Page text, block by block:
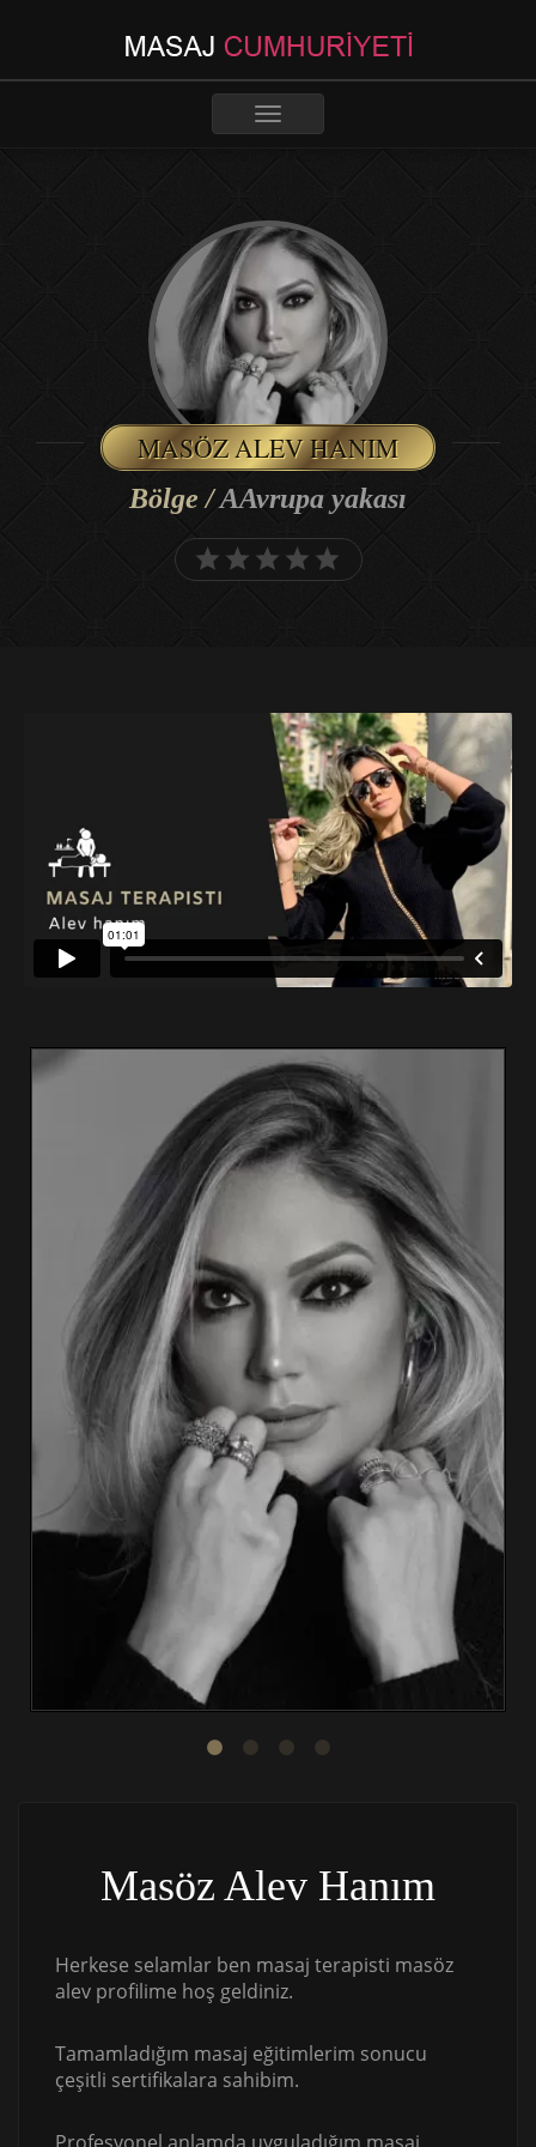
Toggle
MASÖZ ALEV HANIM
Bölge /AAvrupa yakası
Masöz Alev Hanım
Herkese selamlar ben masaj terapisti masöz
alev profilime hoş geldiniz.
Tamamladığım masaj eğitimlerim sonucu
çeşitli sertifikalara sahibim.